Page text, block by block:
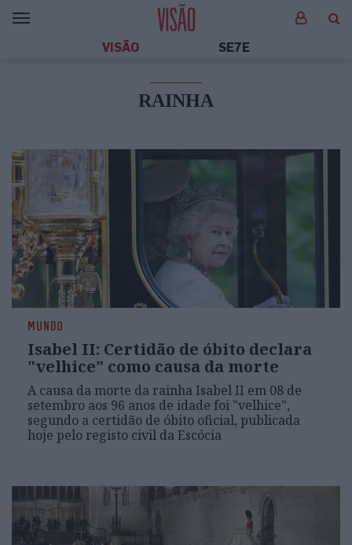
VISÃO SE7E
RAINHA
MUNDO
Isabel II: Certidão de óbito declara
"velhice" como causa da morte
A causa da morte da rainha Isabel II em 08 de
setembro aos 96 anos de idade foi "velhice",
segundo a certidão de óbito oficial, publicada
hoje pelo registo civil da Escócia